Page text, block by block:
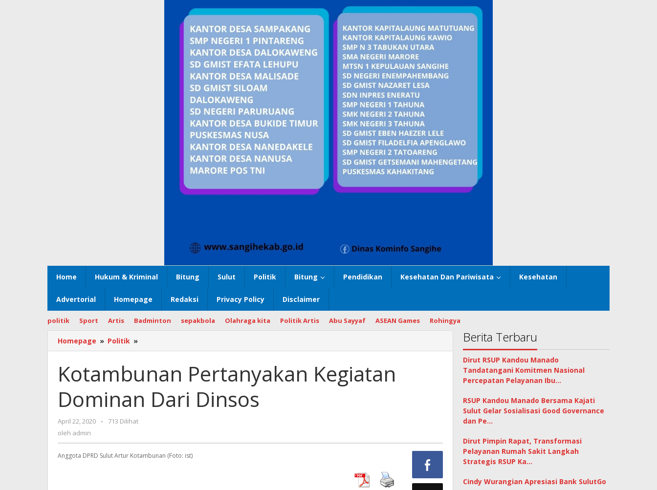
Home Hukum & Kriminal Bitung Sulut Politik Bitung Pendidikan Kesehatan Dan Pariwisata Kesehatan
Advertorial Homepage Redaksi Privacy Policy Disclaimer
politik Sport Artis Badminton sepakbola Olahraga kita Politik Artis Abu Sayyaf ASEAN Games Rohingya
Homepage » Politik »
Pertanyakan
Dominan
Dari
Dinsos
Kotambunan Pertanyakan Kegiatan
Dominan Dari Dinsos
April 22, 2020
oleh
-
713 Dilihat
oleh admin
Anggota DPRD Sulut Artur Kotambunan (Foto: ist)
Berita Terbaru
Dirut RSUP Kandou Manado
Tandatangani Komitmen Nasional
Percepatan Pelayanan Ibu…
RSUP Kandou Manado Bersama Kajati
Sulut Gelar Sosialisasi Good Governance
dan Pe…
Dirut Pimpin Rapat, Transformasi
Pelayanan Rumah Sakit Langkah
Strategis RSUP Ka…
Cindy Wurangian Apresiasi Bank SulutGo